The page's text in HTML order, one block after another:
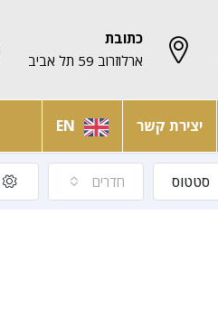
כתובת
ארלוזרוב 59 תל אביב
יצירת קשר EN
סטטוס חדרים